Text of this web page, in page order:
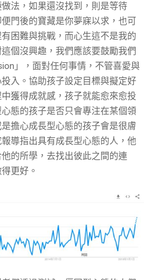
法，如果還沒找到，則是等待
門後的寶藏是你夢寐以求，也可
困難與挑戰，而心生這不是我的
個沒興趣，我們應該要鼓勵我們
」，面對任何事情，不管喜愛與
入。協助孩子設定目標與擬定好
獲得成就感，孩子就能愈來愈投
態的孩子是否只會專注在某個領
擔心成長型心態的孩子會是很膚
導指出具有成長型心態的人，他
的所學，去找出彼此之間的連
更好。